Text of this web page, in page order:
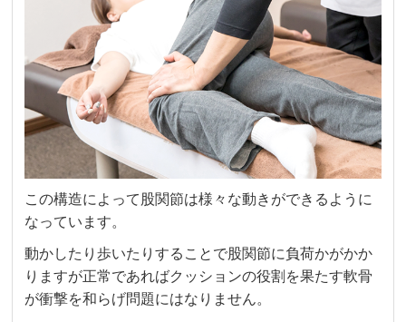
この構造によって股関節は様々な動きができるように
なっています。
動かしたり歩いたりすることで股関節に負荷かがかか
りますが正常であればクッションの役割を果たす軟骨
が衝撃を和らげ問題にはなりません。